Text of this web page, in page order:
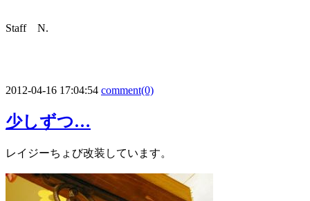
Staff N.
2012-04-16 17:04:54 comment(0)
少しずつ…
レイジーちょび改装しています。